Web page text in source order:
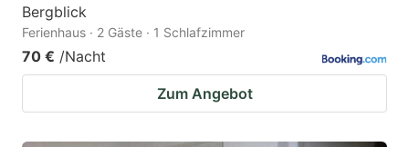
Bergblick
Ferienhaus · 2 Gäste · 1 Schlafzimmer
70 € /Nacht
Zum Angebot